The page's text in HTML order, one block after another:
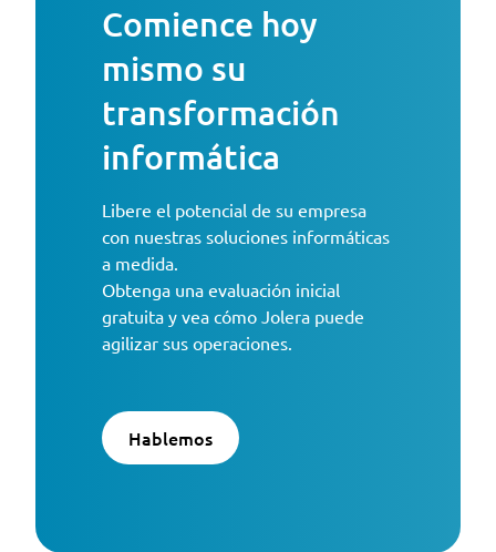
Comience hoy
mismo su
transformación
informática
Libere el potencial de su empresa
con nuestras soluciones informáticas
a medida.
Obtenga una evaluación inicial
gratuita y vea cómo Jolera puede
agilizar sus operaciones.
Hablemos